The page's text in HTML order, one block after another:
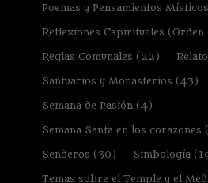
Poemas y Pensamientos Místicos
Reflexiones Espirituales (Orden
Reglas Comunales (22)
Santuarios y Monasterios (43)
Semana de Pasión (4)
Semana Santa en los corazones
Senderos (30) Simbología
Temas sobre el Temple y el